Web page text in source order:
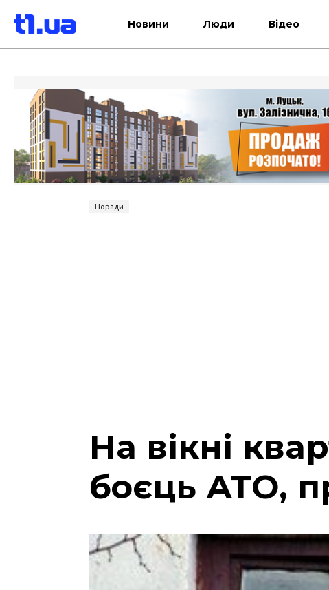
Новини Люди Відео
Поради
На вікні
боєць АТО,